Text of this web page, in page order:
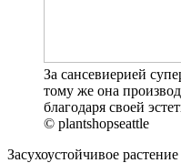
За сансевиерией
тому же она
благодаря своей
© plantshopseattle
Засухоустойчивое